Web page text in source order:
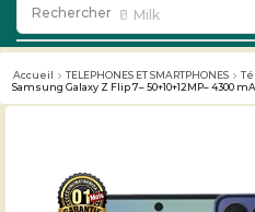
Rechercher 🥛 Milk
Accueil TELEPHONES ET SMARTPHONES
Samsung Galaxy Z Flip 7– 50+10+12MP– 4300